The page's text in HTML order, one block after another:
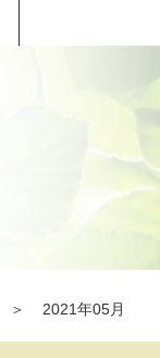
＞ 2021年05月